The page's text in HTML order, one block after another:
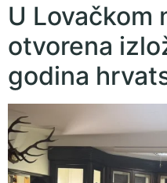
U Lovačkom
otvorena
godina